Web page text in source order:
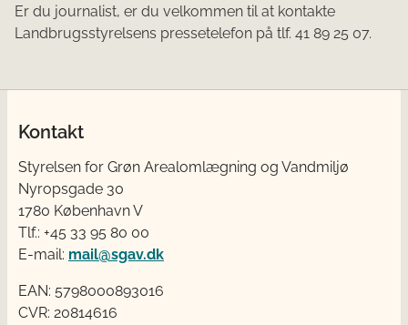
Er du journalist, er du velkommen til at kontakte
Landbrugsstyrelsens pressetelefon på tlf. 41 89 25 07.
Kontakt
Styrelsen for Grøn Arealomlægning og Vandmiljø
Nyropsgade 30
1780 København V
Tlf.: +45 33 95 80 00
E-mail: mail@sgav.dk
EAN: 5798000893016
CVR: 20814616